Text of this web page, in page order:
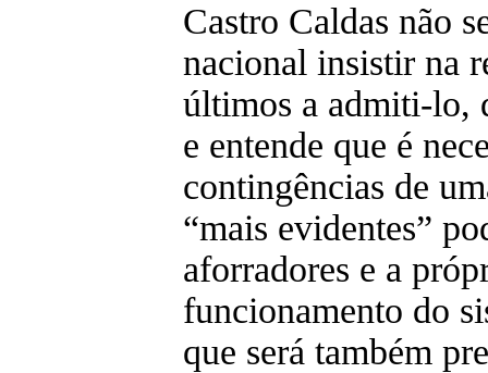
Castro Caldas não
nacional insistir na
últimos a admiti-lo,
e entende que é
contingências de
“mais evidentes”
aforradores e a
funcionamento do
que será também